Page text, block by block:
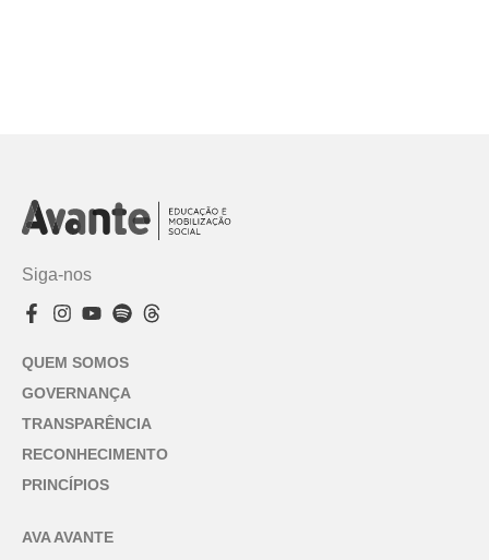
Siga-nos
QUEM SOMOS
GOVERNANÇA
TRANSPARÊNCIA
RECONHECIMENTO
PRINCÍPIOS
AVA AVANTE